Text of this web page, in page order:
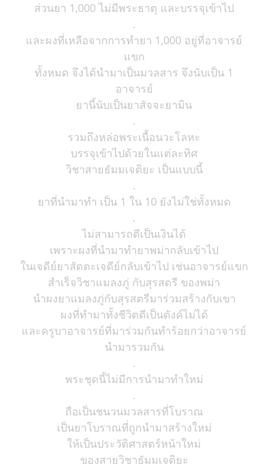
ส่วนยา 1,000 ไม่มีพระธาตุ และบรรจุเข้าไป
.
และผงที่เหลือจากการทำยา 1,000 อยู่ที่อาจารย์
แขก
ทั้งหมด จึงได้นำมาเป็นมวลสาร จึงนับเป็น 1
อาจารย์
ยานี้นับเป็นยาสัจจะยามิน
.
รวมถึงหล่อพระเนื้อนวะโลหะ
บรรจุเข้าไปด้วยในแต่ละทิศ
วิชาสายธัมมเจติยะ เป็นแบบนี้
.
ยาที่นำมาทำ เป็น 1 ใน 10 ยังไม่ใช่ทั้งหมด
.
ไม่สามารถตีเป็นเงินได้
เพราะผงที่นำมาทำยาพม่ากลับเข้าไป
ในเจดีย์ยาสัตตะเจดีย์กลับเข้าไป เช่นอาจารย์แขก
สำเร็จวิชาแมลงภู่ กับสุรสตรี ของพม่า
นำผงยาแมลงภู่กับสุรสตรีมาร่วมสร้างกับเขา
ผงที่ทำมาทั้งชีวิตตีเป็นตังค์ไม่ได้
และครูบาอาจารย์ที่มาร่วมกันทำร้อยกว่าอาจารย์
นำมารวมกัน
.
พระชุดนี้ไม่มีการนำมาทำใหม่
.
ถือเป็นชนวนมวลสารที่โบราณ
เป็นยาโบราณที่ถูกนำมาสร้างใหม่
ให้เป็นประวัติศาสตร์หน้าใหม่
ของสายวิชาธัมมเจติยะ